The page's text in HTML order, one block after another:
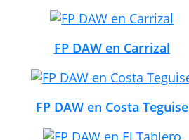
FP DAW en Carrizal
FP DAW en Costa Teguise